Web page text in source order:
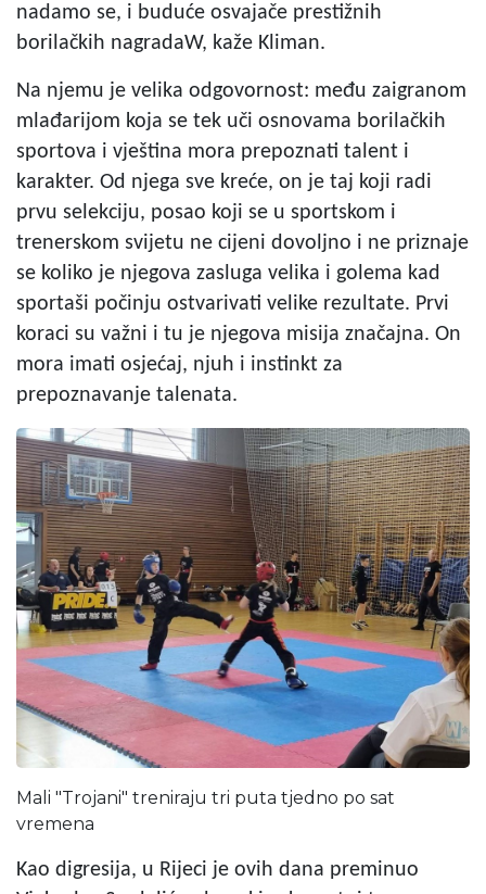
nadamo se, i buduće osvajače prestižnih
borilačkih nagradaW, kaže Kliman.
Na njemu je velika odgovornost: među zaigranom
mlađarijom koja se tek uči osnovama borilačkih
sportova i vještina mora prepoznati talent i
karakter. Od njega sve kreće, on je taj koji radi
prvu selekciju, posao koji se u sportskom i
trenerskom svijetu ne cijeni dovoljno i ne priznaje
se koliko je njegova zasluga velika i golema kad
sportaši počinju ostvarivati velike rezultate. Prvi
koraci su važni i tu je njegova misija značajna. On
mora imati osjećaj, njuh i instinkt za
prepoznavanje talenata.
Mali "Trojani" treniraju tri puta tjedno po sat
vremena
Kao digresija, u Rijeci je ovih dana preminuo